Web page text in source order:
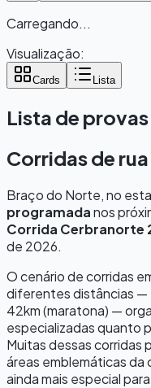
Carregando...
Visualização:
Cards Lista
Lista de provas
Corridas de
Braço do Norte, no
programadanos
Corrida Cerbranorte
de 2026.
O cenário de corridas
diferentes distâncias —
42km (maratona) —
especializadas quanto
Muitas dessas corridas
áreas emblemáticas da
ainda mais especial